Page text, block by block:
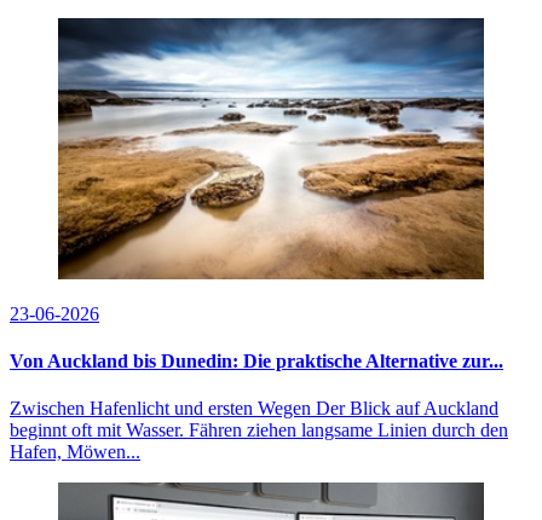
23-06-2026
Von Auckland bis Dunedin: Die praktische Alternative zur...
Zwischen Hafenlicht und ersten Wegen Der Blick auf Auckland
beginnt oft mit Wasser. Fähren ziehen langsame Linien durch den
Hafen, Möwen...